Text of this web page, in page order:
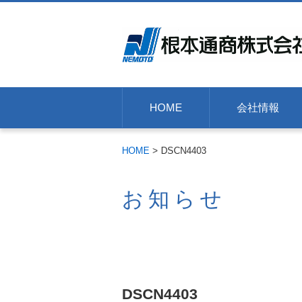
HOME 会社情報
HOME > DSCN4403
お知らせ
DSCN4403